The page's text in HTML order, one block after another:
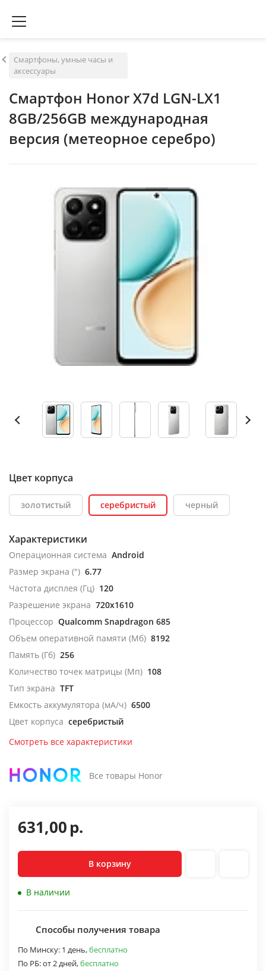
Смартфоны, умные часы и
аксессуары
Смартфон Honor X7d LGN-LX1
8GB/256GB международная
версия (метеорное серебро)
Цвет корпуса
золотистый серебристый черный
Характеристики
Операционная система Android
Размер экрана (") 6.77
Частота дисплея (Гц) 120
Разрешение экрана 720x1610
Процессор Qualcomm Snapdragon 685
Объем оперативной памяти (Мб) 8192
Память (Гб) 256
Количество точек матрицы (Мп) 108
Тип экрана TFT
Емкость аккумулятора (мА/ч) 6500
Цвет корпуса серебристый
Смотреть все характеристики
Все товары Honor
631,00р.
В корзину
В наличии
Способы получения товара
По Минску: 1 день,бесплатно
По РБ:от 2 дней,бесплатно